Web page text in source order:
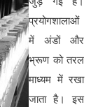
प्रयोगशालाओं
में अंडों और
भ्रूण को तरल
माध्यम में रखा
जाता है। इस